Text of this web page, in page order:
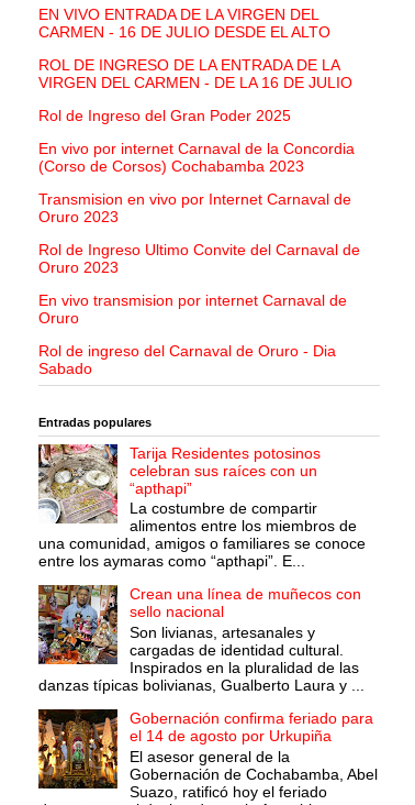
EN VIVO ENTRADA DE LA VIRGEN DEL
CARMEN - 16 DE JULIO DESDE EL ALTO
ROL DE INGRESO DE LA ENTRADA DE LA
VIRGEN DEL CARMEN - DE LA 16 DE JULIO
Rol de Ingreso del Gran Poder 2025
En vivo por internet Carnaval de la Concordia
(Corso de Corsos) Cochabamba 2023
Transmision en vivo por Internet Carnaval de
Oruro 2023
Rol de Ingreso Ultimo Convite del Carnaval de
Oruro 2023
En vivo transmision por internet Carnaval de
Oruro
Rol de ingreso del Carnaval de Oruro - Dia
Sabado
Entradas populares
Tarija Residentes potosinos
celebran sus raíces con un
“apthapi”
La costumbre de compartir
alimentos entre los miembros de
una comunidad, amigos o familiares se conoce
entre los aymaras como “apthapi”. E...
Crean una línea de muñecos con
sello nacional
Son livianas, artesanales y
cargadas de identidad cultural.
Inspirados en la pluralidad de las
danzas típicas bolivianas, Gualberto Laura y ...
Gobernación confirma feriado para
el 14 de agosto por Urkupiña
El asesor general de la
Gobernación de Cochabamba, Abel
Suazo, ratificó hoy el feriado